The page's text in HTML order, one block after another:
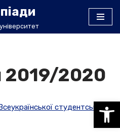
2019/2020
студентської